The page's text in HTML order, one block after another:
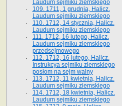
Laudum sejmiku ziemskiego
109. 1711, 1 grudnia, Halicz.
Laudum sejmiku ziemskiego
110. 1712, 14 stycznia, Halicz.
Laudum sejmiku ziemskiego
111. 1712, 16 lutego, Halicz.
Laudum sejmiku ziemskiego
przedsejmowego
112. 1712, 16 lutego, Halicz.
Instrukcya sejmiku ziemskiego
posłom na sejm walny
113. 1712, 11 kwietnia, Halicz.
Laudum sejmiku ziemskiego
114. 1712, 18 kwietnia, Halicz.
Laudum sejmiku ziemskiego